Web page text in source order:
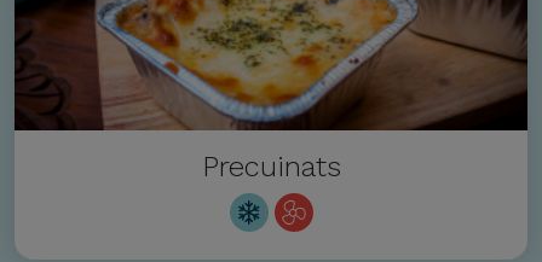
Precuinats